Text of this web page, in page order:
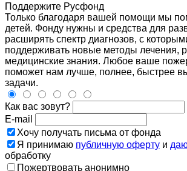
Поддержите Русфонд
Только благодаря вашей помощи мы
детей. Фонду нужны и средства для
расширять спектр диагнозов, с
поддерживать новые методы лечения,
медицинские знания. Любое ваше
поможет нам лучше, полнее, быстрее
задачи.
Как вас зовут?
E-mail
Хочу получать письма от фонда
Я принимаю публичную оферту и
обработку
Пожертвовать анонимно